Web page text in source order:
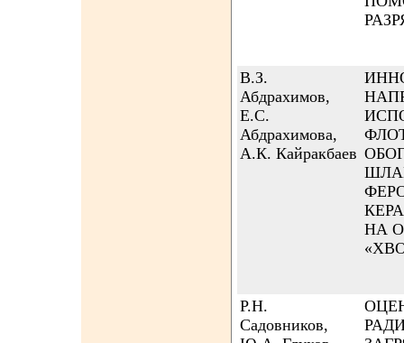
В.З.
Абдрахимов,
Е.С.
Абдрахимова,
А.К. Кайракбаев
НА
Р.Н.
Садовников,